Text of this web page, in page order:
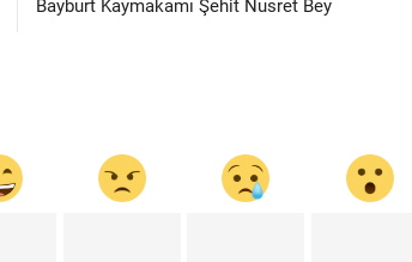
Bayburt Kaymakamı Şehit Nusret Bey